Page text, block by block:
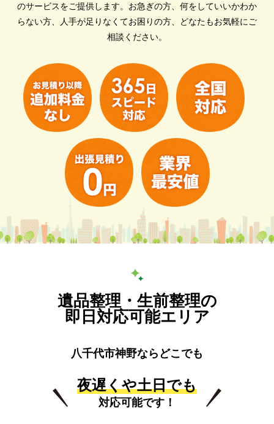
のサービスをご提供します。 お急ぎの方、何をしていいかわか
らない方、人手が足りなくてお困りの方、どなたもお気軽にご
相談ください。
遺品整理・生前整理の
即日対応可能エリア
八千代市神野ならどこでも
夜遅くや土日でも
対応可能です！